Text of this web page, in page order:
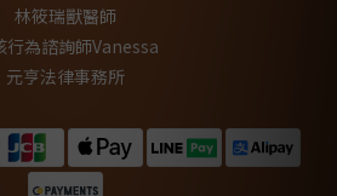
林筱瑞獸醫師
行為諮詢師Vanessa
元亨法律事務所